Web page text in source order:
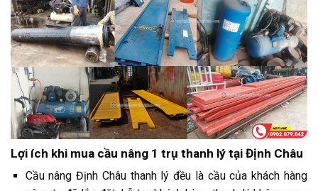
Lợi ích khi mua cầu nâng 1 trụ thanh lý tại Định Châu
Cầu nâng Định Châu thanh lý đều là cầu của khách hàng